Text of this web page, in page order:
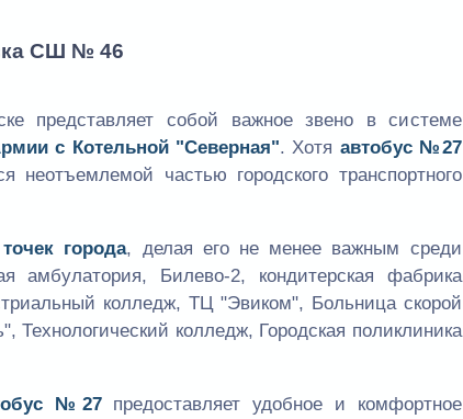
СШ № 46
представляет собой важное звено в системе
с Котельной "Северная". Хотя автобус №27
неотъемлемой частью городского транспортного
города, делая его не менее важным среди
амбулатория, Билево-2, кондитерская фабрика
колледж, ТЦ "Эвиком", Больница скорой
колледж, Городская поликлиника
№27предоставляет удобное и комфортное